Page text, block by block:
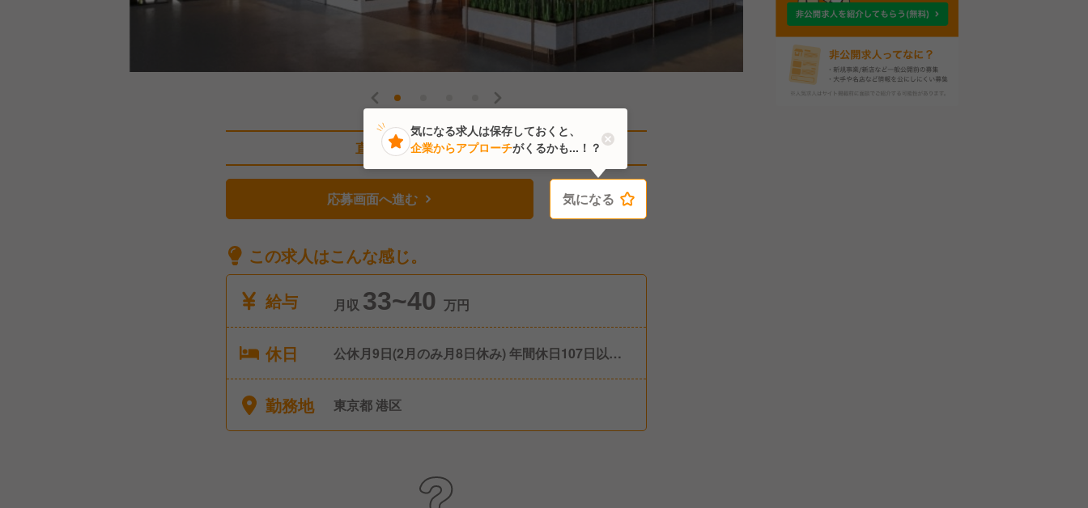
直近1人がこの求人を検討中
応募画面へ進む 気になる
この求人はこんな感じ。
給与
月収 33~40 万円
休日
公休月9日(2月のみ月8日休み) 年間休日107日以上 ※
す。 ■有給休暇 ■夏期休暇 ■冬季休暇 ■リフレッシ
ュ休暇(勤続年数に応じて5日～35日を付与) ■産
するとき(2日) L本人の父・母・子の葬儀(7日)
勤務地 東京都 港区
気になる
気になる求人は保存しておくと、
企業からアプローチがくるかも...！？